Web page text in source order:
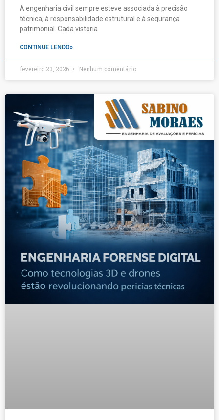
A engenharia civil sempre esteve associada à precisão
técnica, à responsabilidade estrutural e à segurança
patrimonial. Cada vistoria
CONTINUE LENDO»
fevereiro 23, 2026 Nenhum comentário